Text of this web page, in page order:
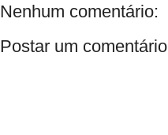
Nenhum comentário:
Postar um comentário